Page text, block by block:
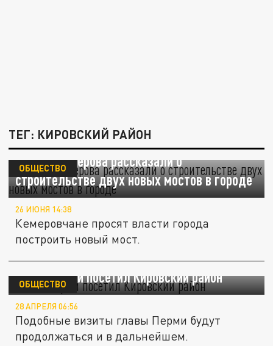
ТЕГ: КИРОВСКИЙ РАЙОН
Власти Кемерова рассказали о
строительстве двух новых мостов в городе
ОБЩЕСТВО
26 ИЮНЯ 14:38
Кемеровчане просят власти города
построить новый мост.
Глава Перми посетил Кировский район
ОБЩЕСТВО
28 АПРЕЛЯ 06:56
Подобные визиты главы Перми будут
продолжаться и в дальнейшем.